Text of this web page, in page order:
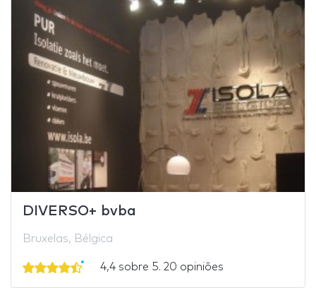
DIVERSO+ bvba
Bruxelas, Bélgica
4,4 sobre 5. 20 opiniões